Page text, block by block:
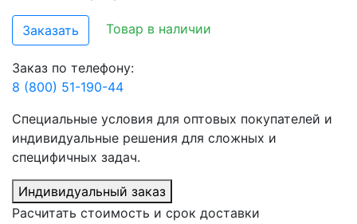
Заказать Товар в наличии
Заказ по телефону:
8 (800) 51-190-44
Специальные условия для оптовых покупателей и
индивидуальные решения для сложных и
специфичных задач.
Индивидуальный заказ
Расчитать стоимость и срок доставки